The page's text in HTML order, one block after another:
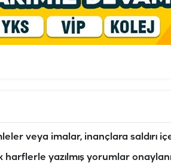
veya imalar, inançlara saldırı
yazılmış yorumlar